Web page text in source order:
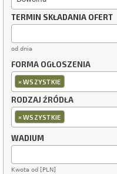
TERMIN SKŁADANIA OFERT
od dnia
FORMA OGŁOSZENIA
×WSZYSTKIE
RODZAJ ŹRÓDŁA
×WSZYSTKIE
WADIUM
Kwota od [PLN]